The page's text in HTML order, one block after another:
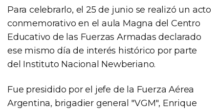
Para celebrarlo, el 25 de junio se realizó un acto
conmemorativo en el aula Magna del Centro
Educativo de las Fuerzas Armadas declarado
ese mismo día de interés histórico por parte
del Instituto Nacional Newberiano.
Fue presidido por el jefe de la Fuerza Aérea
Argentina, brigadier general "VGM", Enrique